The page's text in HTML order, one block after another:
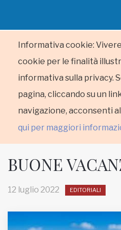
Informativa cookie:
cookie per le finalità
informativa sulla privacy.
pagina, cliccando su un
navigazione, acconsenti
qui per maggiori
BUONE
12 luglio 2022 EDITORIALI